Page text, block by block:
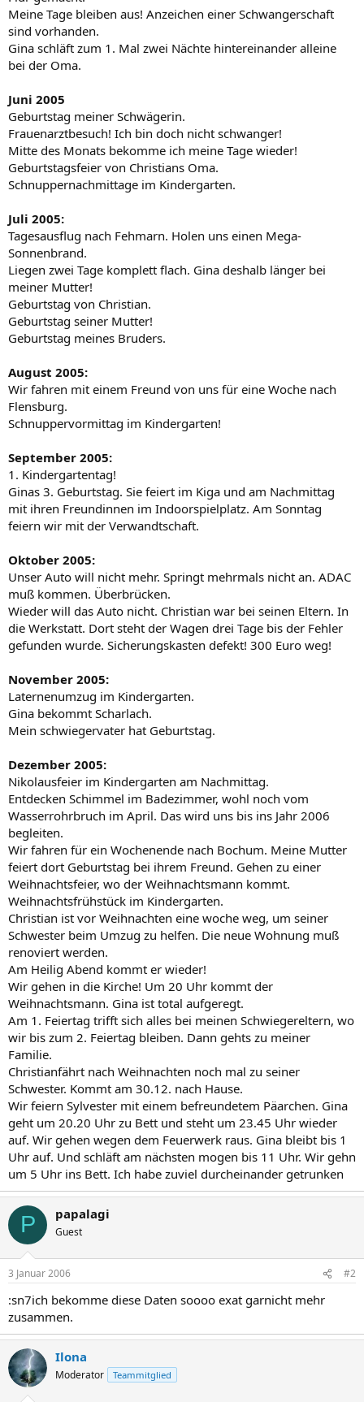
Meine Tage bleiben aus! Anzeichen einer Schwangerschaft
sind vorhanden.
Gina schläft zum 1. Mal zwei Nächte hintereinander alleine
bei der Oma.
Juni 2005
Geburtstag meiner Schwägerin.
Frauenarztbesuch! Ich bin doch nicht schwanger!
Mitte des Monats bekomme ich meine Tage wieder!
Geburtstagsfeier von Christians Oma.
Schnuppernachmittage im Kindergarten.
Juli 2005:
Tagesausflug nach Fehmarn. Holen uns einen Mega-
Sonnenbrand.
Liegen zwei Tage komplett flach. Gina deshalb länger bei
meiner Mutter!
Geburtstag von Christian.
Geburtstag seiner Mutter!
Geburtstag meines Bruders.
August 2005:
Wir fahren mit einem Freund von uns für eine Woche nach
Flensburg.
Schnuppervormittag im Kindergarten!
September 2005:
1. Kindergartentag!
Ginas 3. Geburtstag. Sie feiert im Kiga und am Nachmittag
mit ihren Freundinnen im Indoorspielplatz. Am Sonntag
feiern wir mit der Verwandtschaft.
Oktober 2005:
Unser Auto will nicht mehr. Springt mehrmals nicht an. ADAC
muß kommen. Überbrücken.
Wieder will das Auto nicht. Christian war bei seinen Eltern. In
die Werkstatt. Dort steht der Wagen drei Tage bis der Fehler
gefunden wurde. Sicherungskasten defekt! 300 Euro weg!
November 2005:
Laternenumzug im Kindergarten.
Gina bekommt Scharlach.
Mein schwiegervater hat Geburtstag.
Dezember 2005:
Nikolausfeier im Kindergarten am Nachmittag.
Entdecken Schimmel im Badezimmer, wohl noch vom
Wasserrohrbruch im April. Das wird uns bis ins Jahr 2006
begleiten.
Wir fahren für ein Wochenende nach Bochum. Meine Mutter
feiert dort Geburtstag bei ihrem Freund. Gehen zu einer
Weihnachtsfeier, wo der Weihnachtsmann kommt.
Weihnachtsfrühstück im Kindergarten.
Christian ist vor Weihnachten eine woche weg, um seiner
Schwester beim Umzug zu helfen. Die neue Wohnung muß
renoviert werden.
Am Heilig Abend kommt er wieder!
Wir gehen in die Kirche! Um 20 Uhr kommt der
Weihnachtsmann. Gina ist total aufgeregt.
Am 1. Feiertag trifft sich alles bei meinen Schwiegereltern, wo
wir bis zum 2. Feiertag bleiben. Dann gehts zu meiner
Familie.
Christianfährt nach Weihnachten noch mal zu seiner
Schwester. Kommt am 30.12. nach Hause.
Wir feiern Sylvester mit einem befreundetem Päarchen. Gina
geht um 20.20 Uhr zu Bett und steht um 23.45 Uhr wieder
auf. Wir gehen wegen dem Feuerwerk raus. Gina bleibt bis 1
Uhr auf. Und schläft am nächsten mogen bis 11 Uhr. Wir gehn
um 5 Uhr ins Bett. Ich habe zuviel durcheinander getrunken
P papalagi
Guest
3 Januar 2006 #2
:sn7ich bekomme diese Daten soooo exat garnicht mehr
zusammen.
Ilona
Moderator Teammitglied